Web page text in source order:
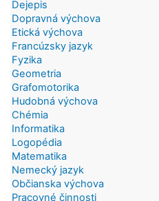
Dejepis
Dopravná výchova
Etická výchova
Francúzsky jazyk
Fyzika
Geometria
Grafomotorika
Hudobná výchova
Chémia
Informatika
Logopédia
Matematika
Nemecký jazyk
Občianska výchova
Pracovné činnosti